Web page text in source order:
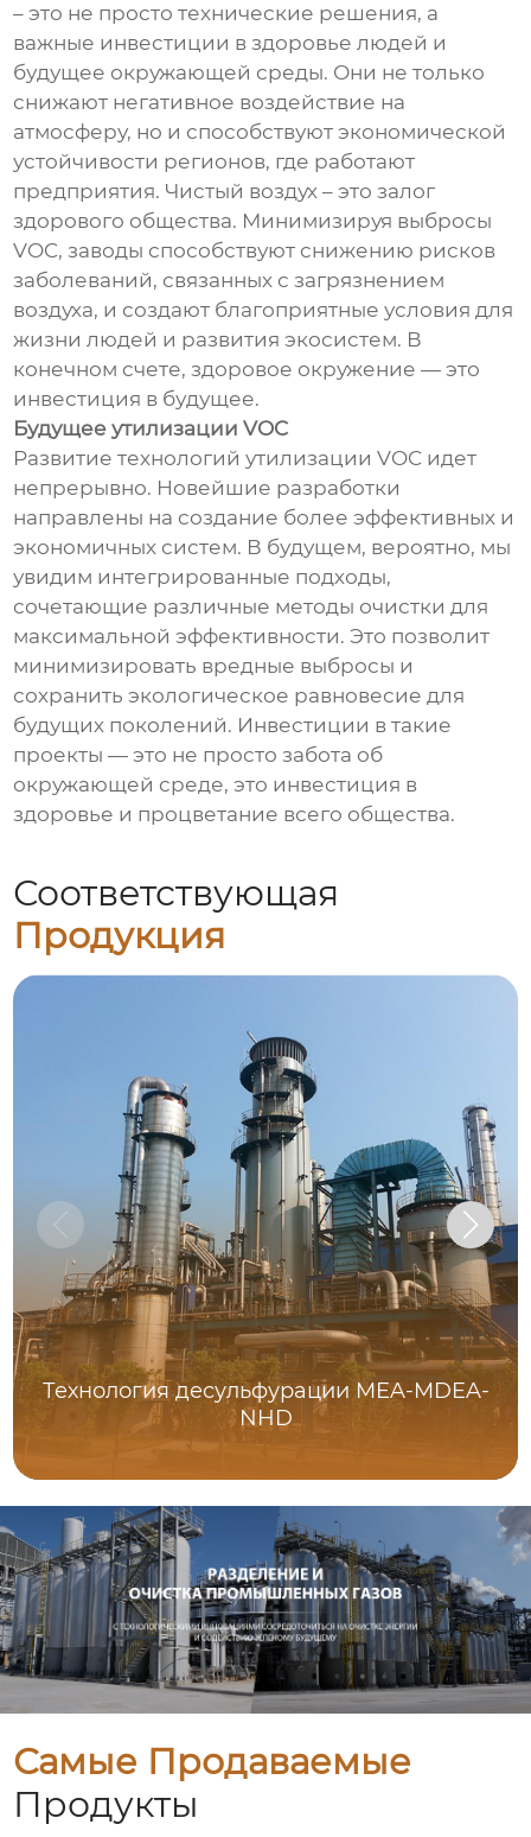
– это не просто технические решения, а
важные инвестиции в здоровье людей и
будущее окружающей среды. Они не только
снижают негативное воздействие на
атмосферу, но и способствуют экономической
устойчивости регионов, где работают
предприятия. Чистый воздух – это залог
здорового общества. Минимизируя выбросы
VOC, заводы способствуют снижению рисков
заболеваний, связанных с загрязнением
воздуха, и создают благоприятные условия для
жизни людей и развития экосистем. В
конечном счете, здоровое окружение — это
инвестиция в будущее.
Будущее утилизации VOC
Развитие технологий утилизации VOC идет
непрерывно. Новейшие разработки
направлены на создание более эффективных и
экономичных систем. В будущем, вероятно, мы
увидим интегрированные подходы,
сочетающие различные методы очистки для
максимальной эффективности. Это позволит
минимизировать вредные выбросы и
сохранить экологическое равновесие для
будущих поколений. Инвестиции в такие
проекты — это не просто забота об
окружающей среде, это инвестиция в
здоровье и процветание всего общества.
Соответствующая
Продукция
Технология десульфурации MEA-MDEA-
NHD
Самые Продаваемые
Продукты